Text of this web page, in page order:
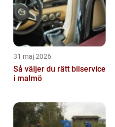
31 maj 2026
Så väljer du rätt bilservice
i malmö